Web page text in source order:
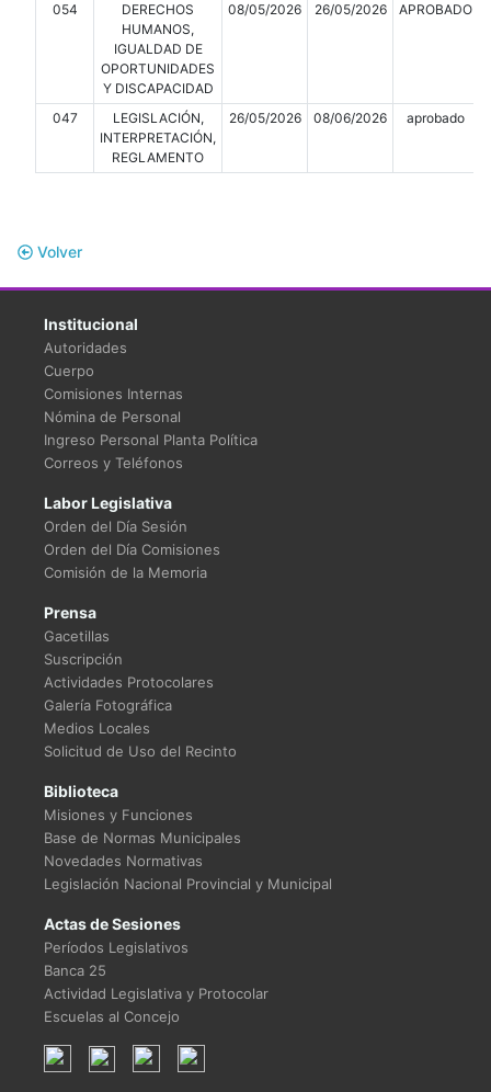
054
DERECHOS
HUMANOS,
IGUALDAD DE
OPORTUNIDADES
Y DISCAPACIDAD
08/05/2026 26/05/2026 APROBADO
047
LEGISLACIÓN,
INTERPRETACIÓN,
REGLAMENTO
26/05/2026 08/06/2026 aprobado
Volver
Institucional
Autoridades
Cuerpo
Comisiones Internas
Nómina de Personal
Ingreso Personal Planta Política
Correos y Teléfonos
Labor Legislativa
Orden del Día Sesión
Orden del Día Comisiones
Comisión de la Memoria
Prensa
Gacetillas
Suscripción
Actividades Protocolares
Galería Fotográfica
Medios Locales
Solicitud de Uso del Recinto
Biblioteca
Misiones y Funciones
Base de Normas Municipales
Novedades Normativas
Legislación Nacional Provincial y Municipal
Actas de Sesiones
Períodos Legislativos
Banca 25
Actividad Legislativa y Protocolar
Escuelas al Concejo